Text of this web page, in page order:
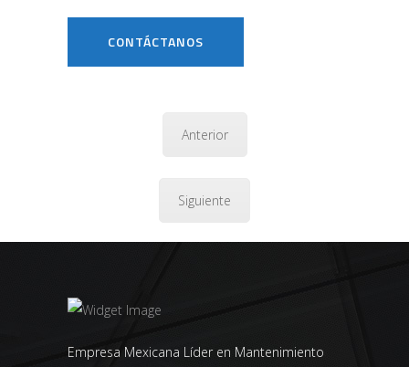
CONTÁCTANOS
Anterior
Siguiente
Empresa Mexicana Líder en Mantenimiento